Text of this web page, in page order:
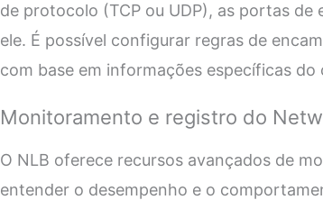
de protocolo (TCP ou UDP), as portas de
ele. É possível configurar regras de
com base em informações específicas do
Monitoramento e registro do
O NLB oferece recursos avançados de
entender o desempenho e o